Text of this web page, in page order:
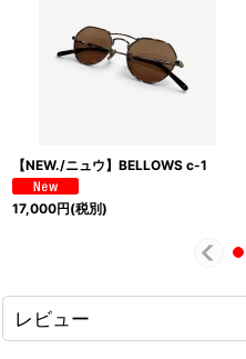
【NEW./ニュウ】BELLOWS c-1
17,000円(税別)
レビュー